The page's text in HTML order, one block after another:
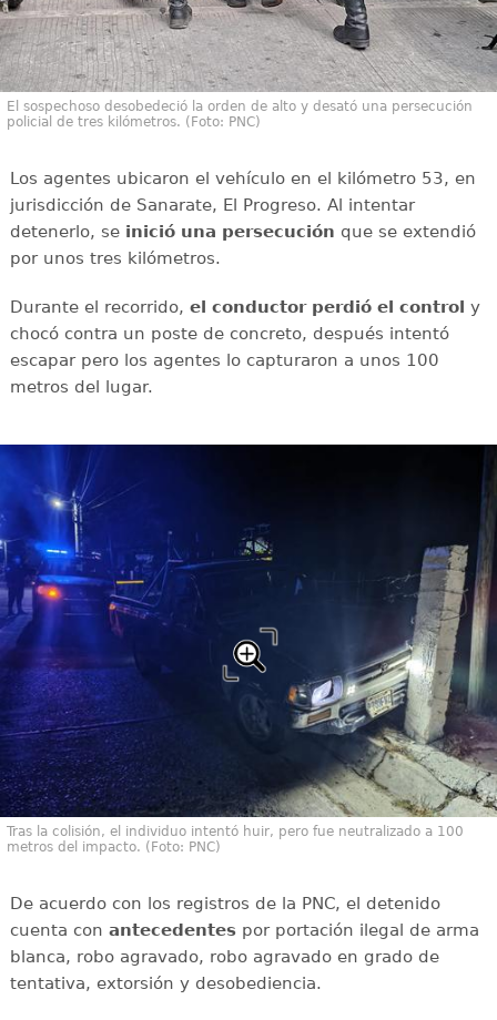
El sospechoso desobedeció la orden de alto y desató una persecución
policial de tres kilómetros. (Foto: PNC)
Los agentes ubicaron el vehículo en el kilómetro 53, en
jurisdicción de Sanarate, El Progreso. Al intentar
detenerlo, se inició una persecución que se extendió
por unos tres kilómetros.
Durante el recorrido, el conductor perdió el control y
chocó contra un poste de concreto, después intentó
escapar pero los agentes lo capturaron a unos 100
metros del lugar.
Tras la colisión, el individuo intentó huir, pero fue neutralizado a 100
metros del impacto. (Foto: PNC)
De acuerdo con los registros de la PNC, el detenido
cuenta con antecedentespor portación ilegal de arma
blanca, robo agravado, robo agravado en grado de
tentativa, extorsión y desobediencia.